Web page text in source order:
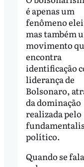
é apenas um
fenômeno
mas também
movimento
encontra
identificação
liderança de
Bolsonaro,
da dominação
realizada pelo
político.
Quando se